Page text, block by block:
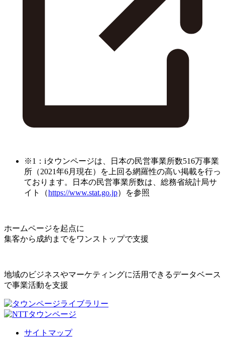
※1：iタウンページは、日本の民営事業所数516万事業
所（2021年6月現在）を上回る網羅性の高い掲載を行っ
ております。日本の民営事業所数は、総務省統計局サ
イト（https://www.stat.go.jp）を参照
ホームページを起点に
集客から成約までをワンストップで支援
地域のビジネスやマーケティングに活用できるデータベース
で事業活動を支援
サイトマップ